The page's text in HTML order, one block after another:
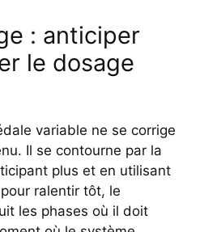
: anticiper
le dosage
variable ne se corrige
Il se contourne par la
plus et en utilisant
ralentir tôt, le
les phases où il doit